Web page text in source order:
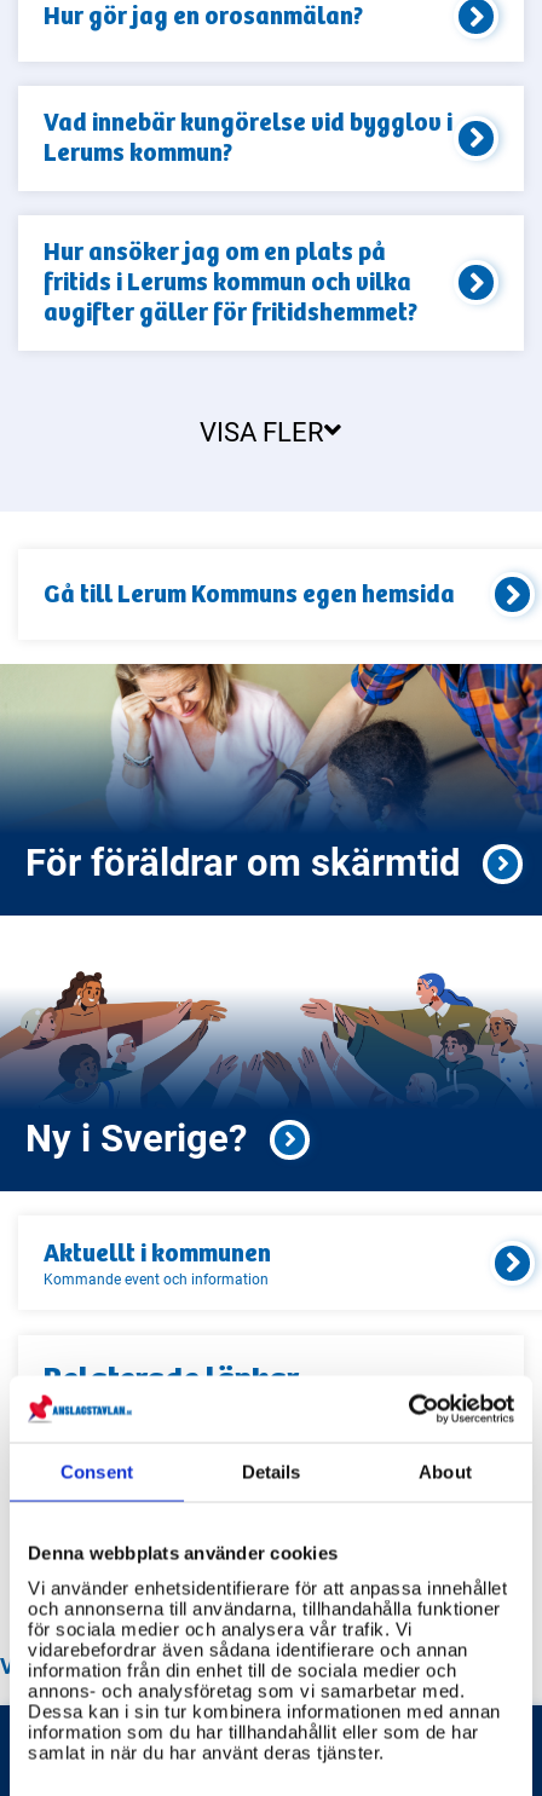
Consent Details About
Denna webbplats använder cookies
Vi använder enhetsidentifierare för att anpassa innehållet
och annonserna till användarna, tillhandahålla funktioner
för sociala medier och analysera vår trafik. Vi
vidarebefordrar även sådana identifierare och annan
information från din enhet till de sociala medier och
annons- och analysföretag som vi samarbetar med.
Dessa kan i sin tur kombinera informationen med annan
information som du har tillhandahållit eller som de har
samlat in när du har använt deras tjänster.
Hur gör jag en orosanmälan?
Vad innebär kungörelse vid bygglov i
Lerums kommun?
Hur ansöker jag om en plats på
fritids i Lerums kommun och vilka
avgifter gäller för fritidshemmet?
VISA FLER
Gå tillLerum Kommuns egen hemsida
För föräldrar om skärmtid
Ny i Sverige?
Aktuellt i kommunen
Kommande event och information
Relaterade länkar
Bibliotek
Återvinningscentraler
VANLIGA FRÅGOR OM LERUM KOMMUN